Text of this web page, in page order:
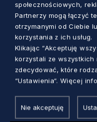
społecznościowych,
Partnerzy mogą łączyć
otrzymanymi od Ciebie
korzystania z ich usług.
Klikając “Akceptuję
korzystali ze wszystkich
zdecydować, które
“Ustawienia“. Więcej
Nie akceptuję